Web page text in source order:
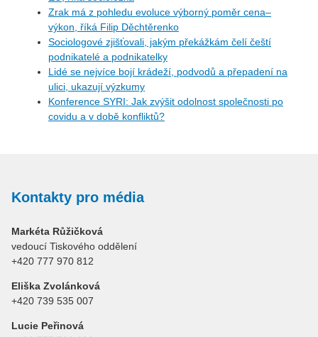
Zrak má z pohledu evoluce výborný poměr cena–
výkon, říká Filip Děchtěrenko
Sociologové zjišťovali, jakým překážkám čelí čeští
podnikatelé a podnikatelky
Lidé se nejvíce bojí krádeží, podvodů a přepadení na
ulici, ukazují výzkumy
Konference SYRI: Jak zvýšit odolnost společnosti po
covidu a v době konfliktů?
Kontakty pro média
Markéta Růžičková
vedoucí Tiskového oddělení
+420 777 970 812
Eliška Zvolánková
+420 739 535 007
Lucie Peřinová